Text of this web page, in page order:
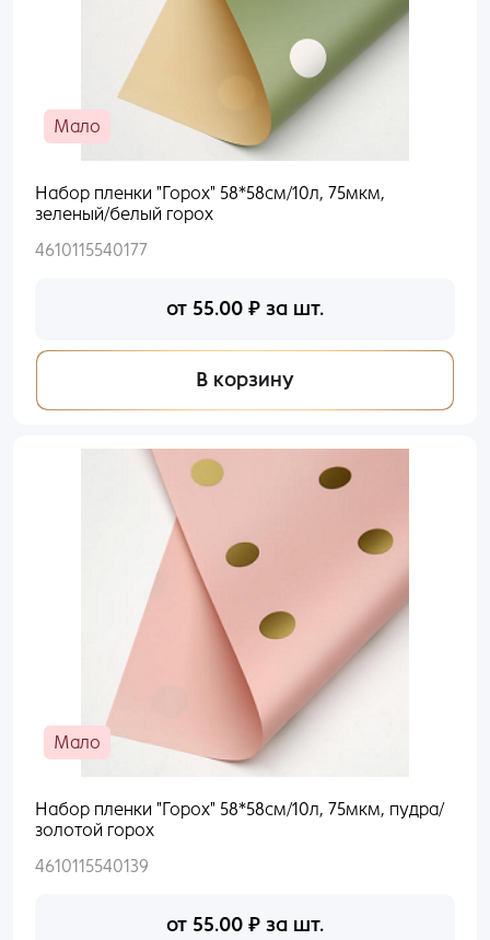
Мало
Набор пленки "Горох" 58*58см/10л, 75мкм,
зеленый/белый горох
4610115540177
от 55.00 ₽ за шт.
В корзину
Мало
Набор пленки "Горох" 58*58см/10л, 75мкм, пудра/
золотой горох
4610115540139
от 55.00 ₽ за шт.